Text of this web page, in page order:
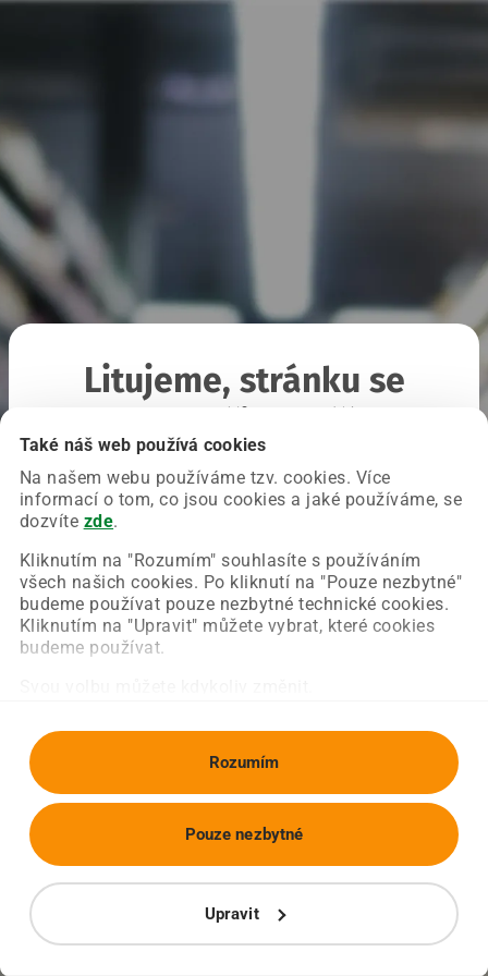
Také náš web používá cookies
Na našem webu používáme tzv. cookies. Více
informací o tom, co jsou cookies a jaké používáme, se
dozvíte zde.
Kliknutím na "Rozumím" souhlasíte s používáním
všech našich cookies. Po kliknutí na "Pouze nezbytné"
budeme používat pouze nezbytné technické cookies.
Kliknutím na "Upravit" můžete vybrat, které cookies
budeme používat.
Rozumím
Upravit
Pouze nezbytné
Litujeme, stránku se
Chyba nastala na naší straně a už ji opravujeme.
Zkuste prosím znovu načíst požadovanou stránku.
Obnovit stránku Úvodní strana